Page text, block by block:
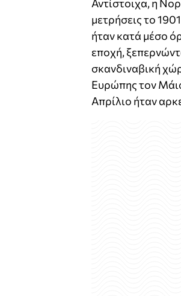
Αντίστοιχα, η
μετρήσεις το
ήταν κατά μέσο
εποχή,
σκανδιναβική
Ευρώπης τον
Απρίλιο ήταν